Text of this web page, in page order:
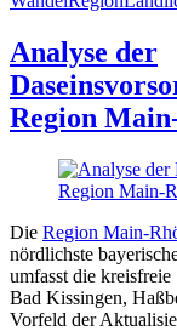
Analyse der
Region
Die Region Main-
nördlichste
umfasst die
Bad Kissingen,
Vorfeld der